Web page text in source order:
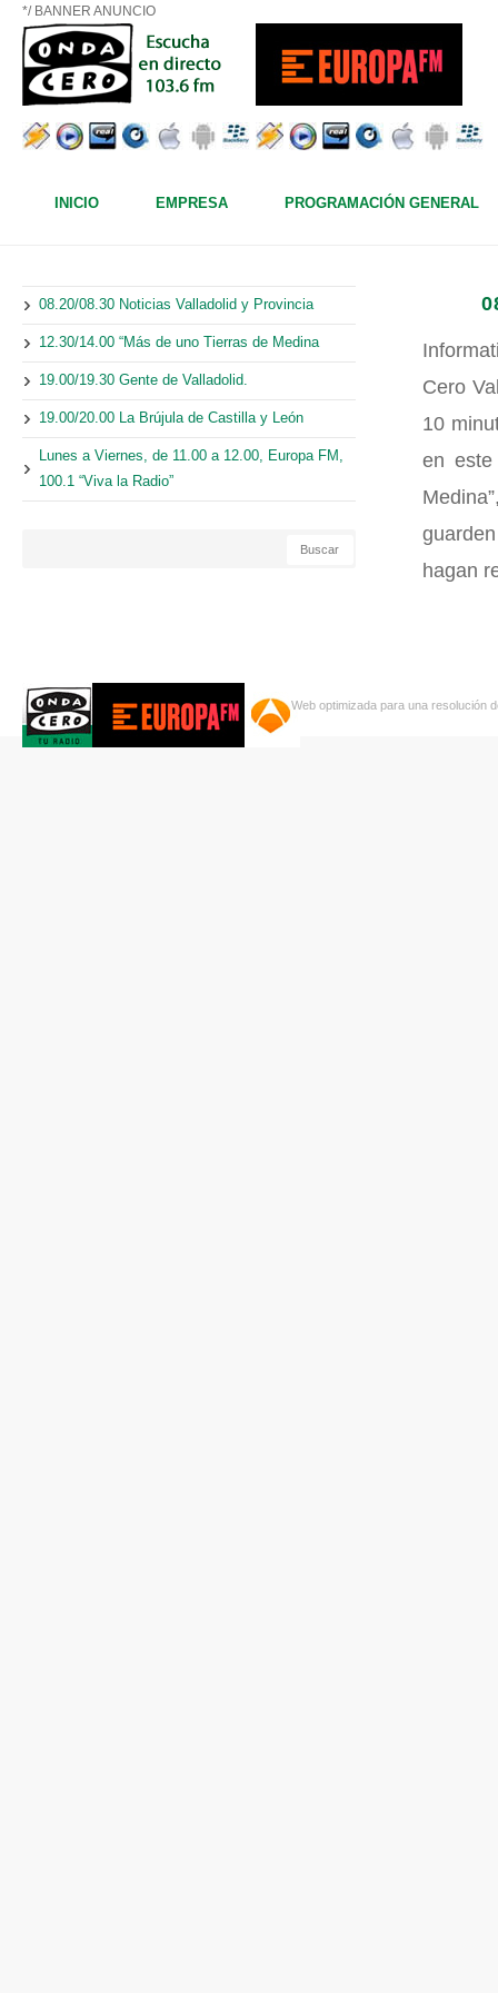
*/ BANNER ANUNCIO
INICIO EMPRESA PROGRAMACIÓN GENERAL
08.20/08.30 Noticias Valladolid y Provincia
12.30/14.00 “Más de uno Tierras de Medina
19.00/19.30 Gente de Valladolid.
19.00/20.00 La Brújula de Castilla y León
Lunes a Viernes, de 11.00 a 12.00, Europa FM,
100.1 “Viva la Radio”
Cero
10
en este
hagan
Web optimizada para una resolución